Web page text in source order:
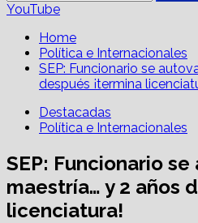
YouTube
Home
Política e Internacionales
SEP: Funcionario se
después ¡termina
Destacadas
Política e Internacionales
SEP: Funcionario
maestría… y 2 años
licenciatura!